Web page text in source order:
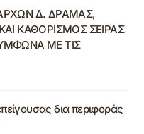
Δ. ΔΡΑΜΑΣ,
ΚΑΘΟΡΙΣΜΟΣ ΣΕΙΡΑΣ
ΜΕ ΤΙΣ
δια περιφοράς